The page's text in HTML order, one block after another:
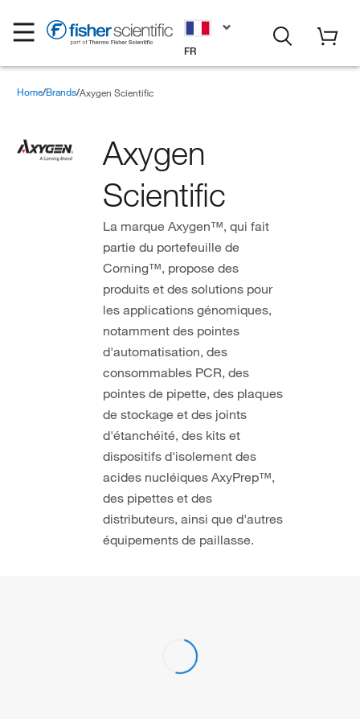
FR
Home Brands Axygen Scientific
Axygen
Scientific
La marque Axygen™, qui fait
partie du portefeuille de
Corning™, propose des
produits et des solutions pour
les applications génomiques,
notamment des pointes
d'automatisation, des
consommables PCR, des
pointes de pipette, des plaques
de stockage et des joints
d'étanchéité, des kits et
dispositifs d'isolement des
acides nucléiques AxyPrep™,
des pipettes et des
distributeurs, ainsi que d'autres
équipements de paillasse.